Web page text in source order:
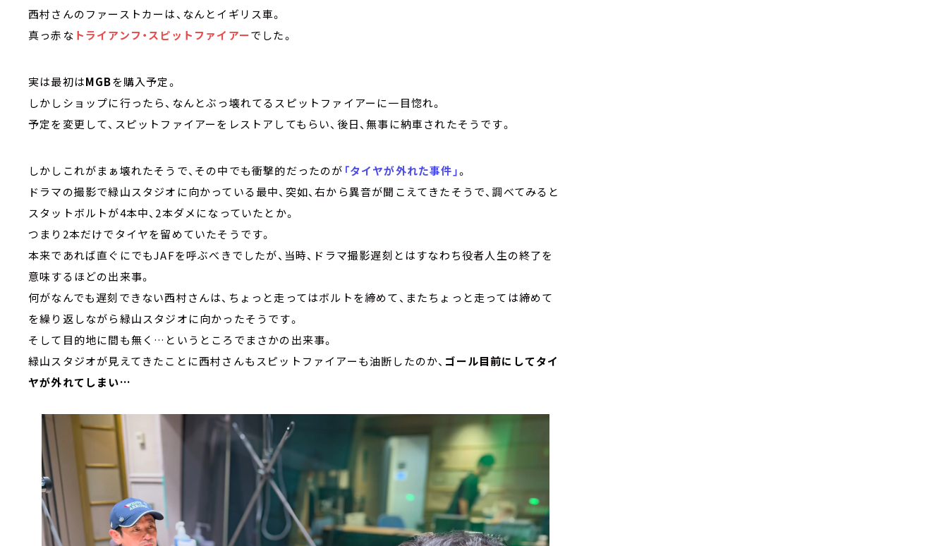
西村さんのファーストカーは、なんとイギリス車。
真っ赤な トライアンフ・スピットファイアーでした。
実は最初はMGBを購入予定。
しかしショップに行ったら、なんとぶっ壊れてるスピットファイアーに一目惚れ。
予定を変更して、スピットファイアーをレストアしてもらい、後日、無事に納車されたそうです。
しかしこれがまぁ壊れたそうで、その中でも衝撃的だったのが 「タイヤが外れた事件」。
ドラマの撮影で緑山スタジオに向かっている最中、突如、右から異音が聞こえてきたそうで、調べてみると
スタットボルトが4本中、2本ダメになっていたとか。
つまり2本だけでタイヤを留めていたそうです。
本来であれば直ぐにでもJAFを呼ぶべきでしたが、当時、ドラマ撮影遅刻とはすなわち役者人生の終了を
意味するほどの出来事。
何がなんでも遅刻できない西村さんは、ちょっと走ってはボルトを締めて、またちょっと走っては締めて
を繰り返しながら緑山スタジオに向かったそうです。
そして目的地に間も無く…というところでまさかの出来事。
緑山スタジオが見えてきたことに西村さんもスピットファイアーも油断したのか、 ゴール目前にしてタイ
ヤが外れてしまい…